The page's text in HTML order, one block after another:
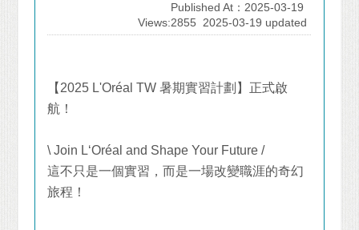
Published At：2025-03-19
Views:2855
2025-03-19 updated
【 2025 L'Oréal TW暑期實習計劃】正式啟
航！
\ Join L‘Oréal and Shape Your Future /
這不只是一個實習，而是一場改變職涯的奇幻
旅程！